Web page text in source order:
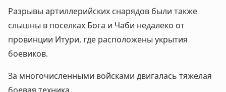
Разрывы артиллерийских снарядов были также
слышны в поселках Бога и Чаби недалеко от
провинции Итури, где расположены укрытия
боевиков.
За многочисленными войсками двигалась тяжелая